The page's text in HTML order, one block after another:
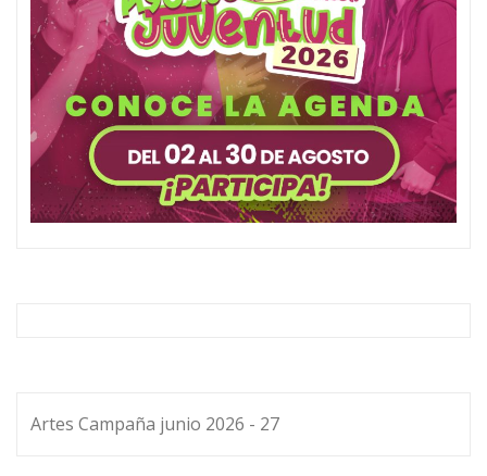
Artes Campaña junio 2026 - 27